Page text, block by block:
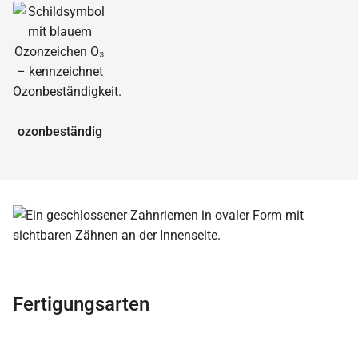
ozonbeständig
Fertigungsarten